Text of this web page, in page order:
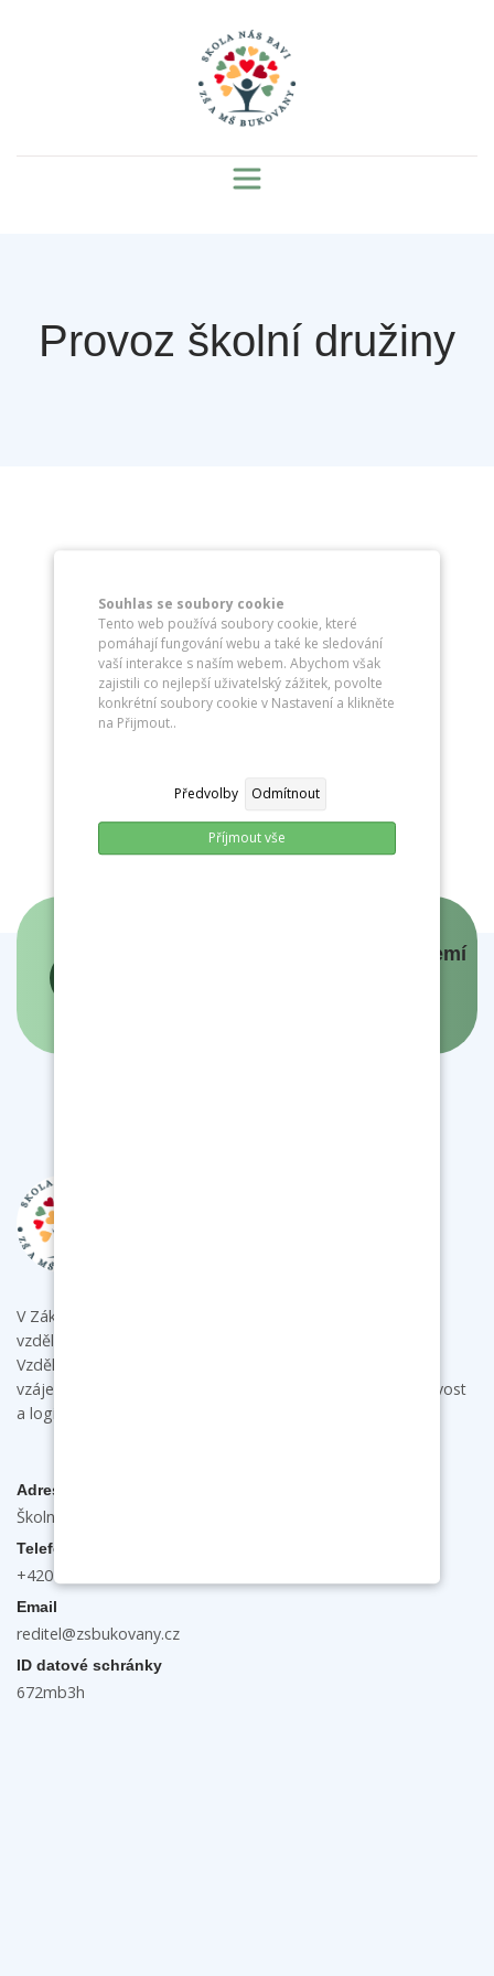
Souhlas se soubory cookie
Tento web používá soubory cookie, které
pomáhají fungování webu a také ke sledování
vaší interakce s naším webem. Abychom však
zajistili co nejlepší uživatelský zážitek, povolte
konkrétní soubory cookie v Nastavení a klikněte
na Přijmout..
Předvolby Odmítnout
Příjmout vše
Provoz školní družiny
Panovníci a prezidenti českých zemí
V Základní škole a mateřské škole Bukovany poskytujeme
vzdělání s individuálním přístupem ke každému dítěti.
Vzdělávacími aktivitami podporujeme u dětí samostatnost,
vzájemnou spolupráci a komunikaci a rozvíjíme jejich tvořivost
a logické myšlení.
Adresa
Školní 132, 696 31 Bukovany
Telefon
+420 603 474 889
Email
reditel@zsbukovany.cz
ID datové schránky
672mb3h